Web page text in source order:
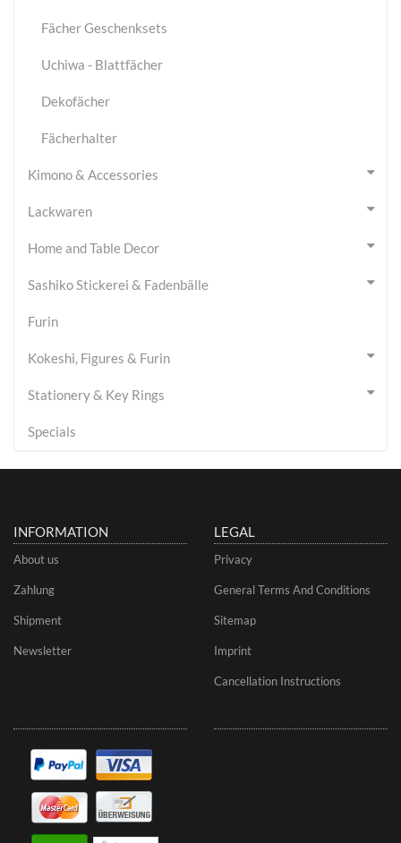
Fächer Geschenksets
Uchiwa - Blattfächer
Dekofächer
Fächerhalter
Kimono & Accessories
Lackwaren
Home and Table Decor
Sashiko Stickerei & Fadenbälle
Furin
Kokeshi, Figures & Furin
Stationery & Key Rings
Specials
INFORMATION
About us
Zahlung
Shipment
Newsletter
LEGAL
Privacy
General Terms And Conditions
Sitemap
Imprint
Cancellation Instructions